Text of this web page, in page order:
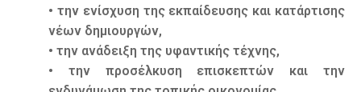
• την ενίσχυση της εκπαίδευσης και κατάρτισης
νέων δημιουργών,
• την ανάδειξη της υφαντικής τέχνης,
• την προσέλκυση επισκεπτών και την